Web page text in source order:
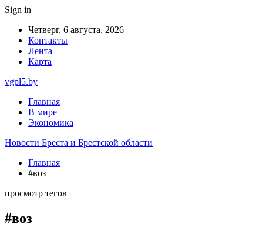
Sign in
Четверг, 6 августа, 2026
Контакты
Лента
Карта
vgpl5.by
Главная
В мире
Экономика
Новости Бреста и Брестской области
Главная
#воз
просмотр тегов
#воз